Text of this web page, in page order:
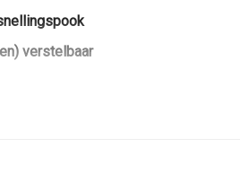
verstelbaar
in hoogte verstelbaar